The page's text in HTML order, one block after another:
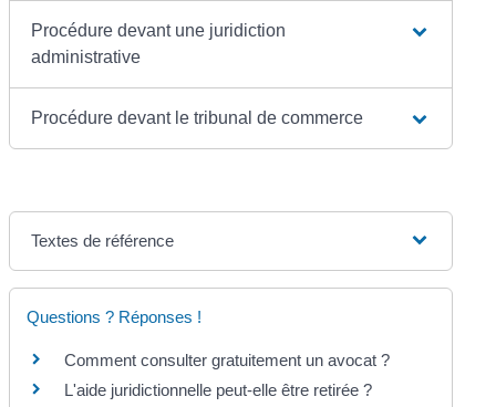
Procédure devant une juridiction
administrative
Procédure devant le tribunal de commerce
Textes de référence
Questions ? Réponses !
Comment consulter gratuitement un avocat ?
L'aide juridictionnelle peut-elle être retirée ?